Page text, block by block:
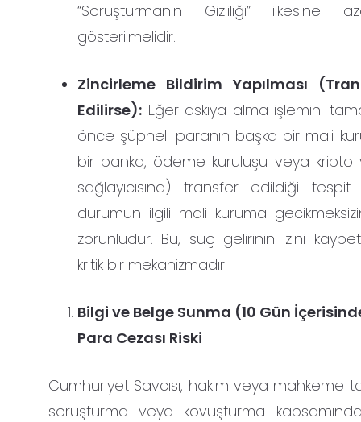
“Soruşturmanın Gizliliği” ilkesine
gösterilmelidir.
Zincirleme Bildirim Yapılması
Edilirse): Eğer askıya alma işlemini
önce şüpheli paranın başka bir mali
bir banka, ödeme kuruluşu veya kripto
sağlayıcısına) transfer edildiği
durumun ilgili mali kuruma
zorunludur. Bu, suç gelirinin izini
kritik bir mekanizmadır.
Bilgi ve Belge Sunma (10 Gün
Para Cezası Riski
Cumhuriyet Savcısı, hakim veya mahkeme
soruşturma veya kovuşturma